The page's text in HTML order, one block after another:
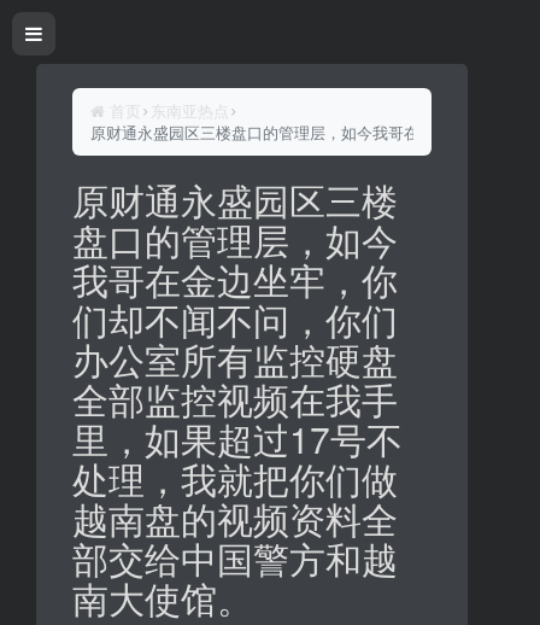
首页
东南亚热点
原财通永盛园区三楼盘口的管理层，如今我哥在金边坐牢，你
原财通永盛园区三楼
盘口的管理层，如今
我哥在金边坐牢，你
们却不闻不问，你们
办公室所有监控硬盘
全部监控视频在我手
里，如果超过17号不
处理，我就把你们做
越南盘的视频资料全
部交给中国警方和越
南大使馆。